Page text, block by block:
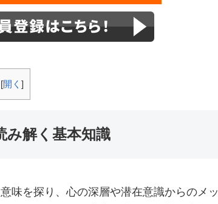
[開く ]
み解く基本知識
味を探り、心の深層や潜在意識からのメッ